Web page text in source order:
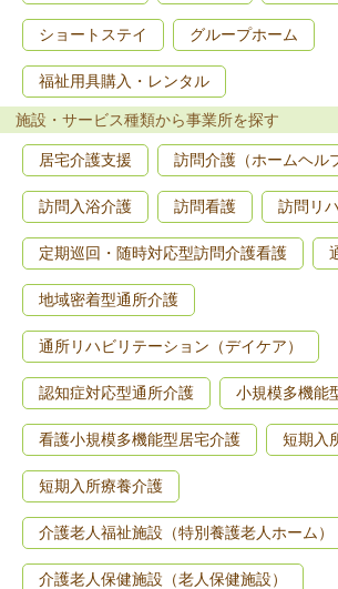
ショートステイ グループホーム
福祉用具購入・レンタル
施設・サービス種類から事業所を探す
居宅介護支援 訪問介護（ホームヘル
訪問入浴介護 訪問看護 訪問リ
定期巡回・随時対応型訪問介護看護
地域密着型通所介護
通所リハビリテーション（デイケア）
認知症対応型通所介護 小規模多機能
看護小規模多機能型居宅介護 短期入
短期入所療養介護
介護老人福祉施設（特別養護老人ホーム）
介護老人保健施設（老人保健施設）